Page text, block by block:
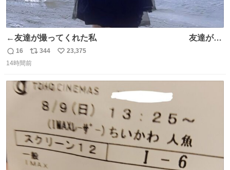
←友達が撮ってくれた私 友達が描
いてくれた私→
返
信
16
リ
ポ
ト
344
い
数
23,375
14時間前